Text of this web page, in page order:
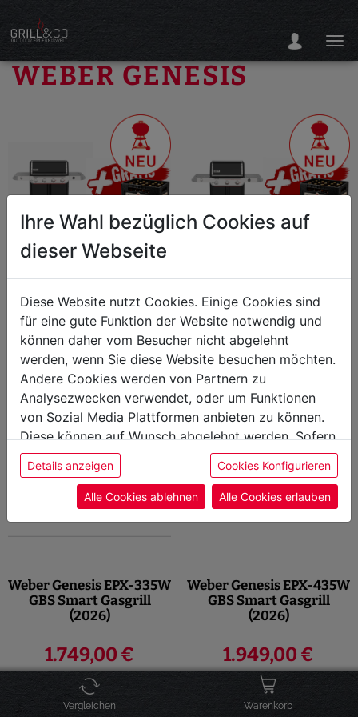
WEBER GENESIS
Weber Genesis E-435W
1.599,00 €
versandbereit, Lieferzeit 1-3
Werktage
Weber Genesis E-335W
Gasgrill (2026)
1.399,00 €
versandbereit, Lieferzeit 1-3
Werktage
Weber Genesis EPX-335W
GBS Smart Gasgrill
(2026)
1.749,00 €
versandbereit, Lieferzeit 1-3
Werktage
Weber Genesis EPX-435W
GBS Smart Gasgrill
(2026)
1.949,00 €
versandbereit, Lieferzeit 1-3
Werktage
Vergleichen Warenkorb
Ihre Wahl bezüglich Cookies auf
dieser Webseite
Diese Website nutzt Cookies. Einige Cookies sind
für eine gute Funktion der Website notwendig und
können daher vom Besucher nicht abgelehnt
werden, wenn Sie diese Website besuchen möchten.
Andere Cookies werden von Partnern zu
Analysezwecken verwendet, oder um Funktionen
von Sozial Media Plattformen anbieten zu können.
Diese können auf Wunsch abgelehnt werden. Sofern
sie unsere Webseite weiter nutzen, geben Sie
Einwilligung zu unseren Cookies.
Details anzeigen Cookies Konfigurieren
Alle Cookies ablehnen Alle Cookies erlauben